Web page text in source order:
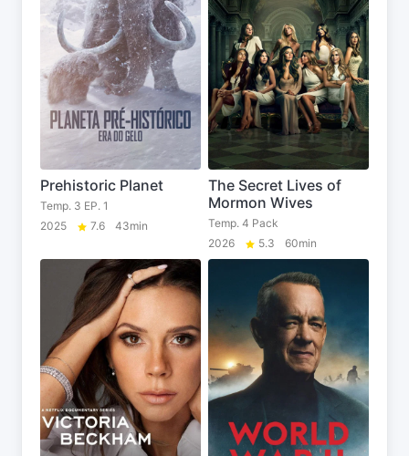
Prehistoric Planet
Temp. 3 EP. 1
2025
7.6 43min
The Secret Lives of
Mormon Wives
Temp. 4 Pack
2026
5.3 60min